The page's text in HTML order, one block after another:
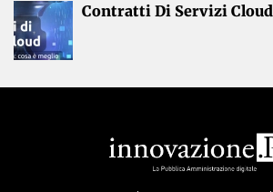
Contratti Di Servizi Cloud